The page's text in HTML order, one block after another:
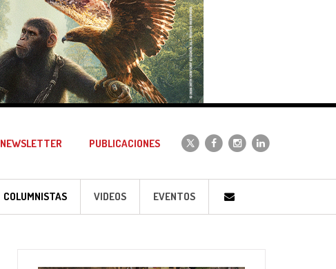
NEWSLETTER PUBLICACIONES
COLUMNISTAS VIDEOS EVENTOS